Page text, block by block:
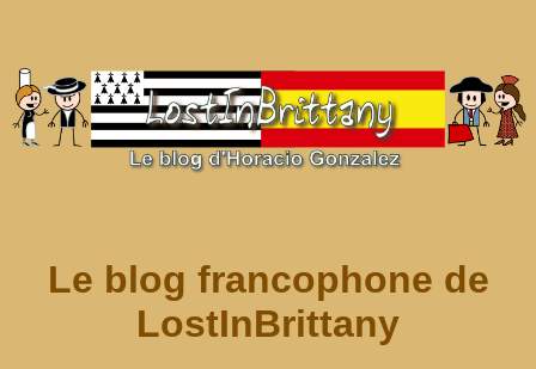
Le blog francophone de
LostInBrittany